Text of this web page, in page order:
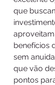
que
benefícios
sem
que vão
pontos